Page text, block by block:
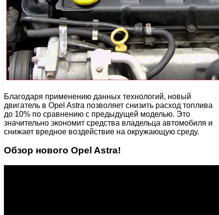
Благодаря применению данных технологий, новый
двигатель в Opel Astra позволяет снизить расход топлива
до 10% по сравнению с предыдущей моделью. Это
значительно экономит средства владельца автомобиля и
снижает вредное воздействие на окружающую среду.
Обзор нового Opel Astra!